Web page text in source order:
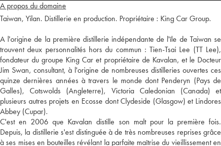
A propos du domaine
Taiwan, Yilan. Distillerie en production. Propriétaire : King Car Group.
A l'origine de la première distillerie indépendante de l'île de Taiwan se
trouvent deux personnalités hors du commun : Tien-Tsai Lee (TT Lee),
fondateur du groupe King Car et propriétaire de Kavalan, et le Docteur
Jim Swan, consultant, à l'origine de nombreuses distilleries ouvertes ces
quinze dernières années à travers le monde dont Penderyn (Pays de
Galles), Cotswolds (Angleterre), Victoria Caledonian (Canada) et
plusieurs autres projets en Ecosse dont Clydeside (Glasgow) et Lindores
Abbey (Cupar).
C'est en 2006 que Kavalan distille son malt pour la première fois.
Depuis, la distillerie s'est distinguée à de très nombreuses reprises grâce
à ses mises en bouteilles révélant la parfaite maîtrise du vieillissement en